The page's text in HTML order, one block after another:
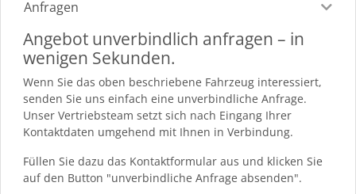
Anfragen
Angebot unverbindlich anfragen – in
wenigen Sekunden.
Wenn Sie das oben beschriebene Fahrzeug interessiert,
senden Sie uns einfach eine unverbindliche Anfrage.
Unser Vertriebsteam setzt sich nach Eingang Ihrer
Kontaktdaten umgehend mit Ihnen in Verbindung.
Füllen Sie dazu das Kontaktformular aus und klicken Sie
auf den Button "unverbindliche Anfrage absenden".